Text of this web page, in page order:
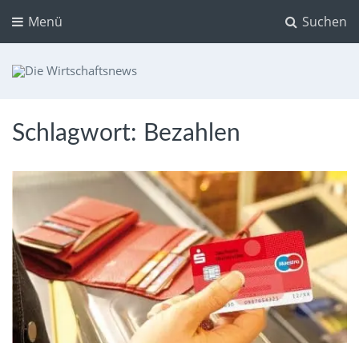
Suchen
Menü
Schlagwort: Bezahlen